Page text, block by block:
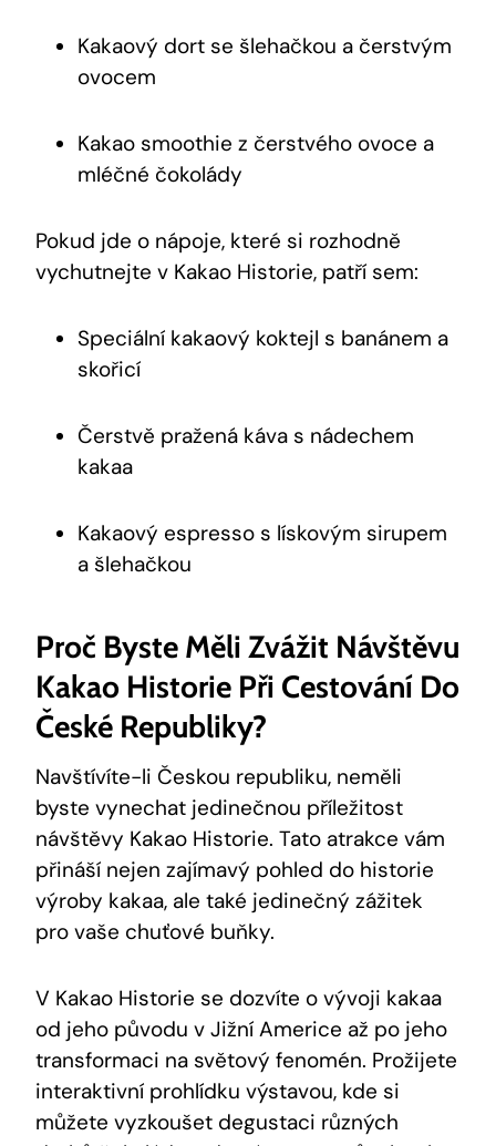
Kakaový dort se šlehačkou a čerstvým ​
ovocem
Kakao smoothie z čerstvého⁣ ovoce a
mléčné⁢ čokolády
Pokud jde o nápoje, které si rozhodně
vychutnejte v ⁢Kakao Historie, patří sem:
Speciální kakaový koktejl ​s ⁣banánem a
skořicí
Čerstvě pražená káva s nádechem
kakaa
Kakaový ⁢espresso s lískovým sirupem
a šlehačkou
Proč Byste Měli Zvážit Návštěvu
Kakao Historie Při Cestování Do
České Republiky?
Navštívíte-li Českou republiku, neměli
byste​ vynechat jedinečnou příležitost
návštěvy Kakao Historie. Tato atrakce vám
přináší nejen zajímavý pohled do historie
výroby kakaa, ale​ také jedinečný zážitek
pro vaše chuťové buňky.
V Kakao Historie se⁤ dozvíte o vývoji kakaa
od ‌jeho původu v Jižní Americe až po jeho
transformaci ‌na světový fenomén. Prožijete
interaktivní prohlídku výstavou, kde si
můžete vyzkoušet degustaci různých